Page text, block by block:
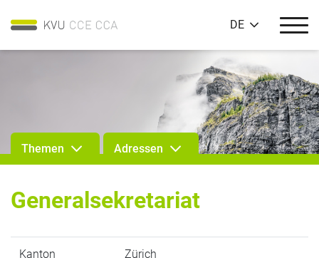
DE
Themen Adressen
Generalsekretariat
Kanton Zürich